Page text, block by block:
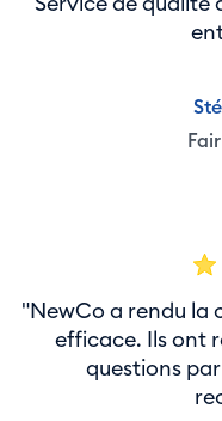
"NewCo a rendu la
efficace. Ils ont
questions